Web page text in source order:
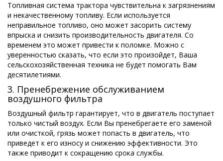
English
Magyar
Deutsch
Română
Hrvatski
Čeština
Nederlands
Топливная система трактора чувствительна к загрязнениям
и некачественному топливу. Если используется
неправильное топливо, оно может засорить систему
впрыска и снизить производительность двигателя. Со
временем это может привести к поломке. Можно с
уверенностью сказать, что если это произойдет, Ваша
сельскохозяйственная техника не будет помогать Вам
десятилетиями.
3. Пренебрежение обслуживанием
воздушного фильтра
Воздушный фильтр гарантирует, что в двигатель поступает
только чистый воздух. Если Вы пренебрегаете его заменой
или очисткой, грязь может попасть в двигатель, что
приведет к его износу и снижению эффективности. Это
также приводит к сокращению срока службы.